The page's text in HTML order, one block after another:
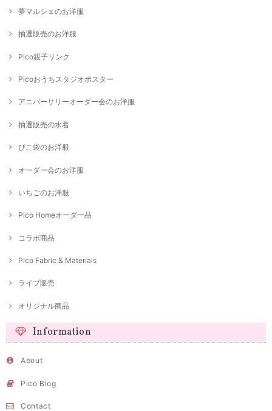
夢マルシェのお洋服
抽選販売のお洋服
Pico親子リンク
Picoおうちスタジオポスター
アニバーサリーオーダー会のお洋服
抽選販売の水着
ぴこ袋のお洋服
オーダー会のお洋服
いちごのお洋服
Pico Homeオーダー品
コラボ商品
Pico Fabric & Materials
ライブ販売
オリジナル商品
Information
About
Pico Blog
Contact